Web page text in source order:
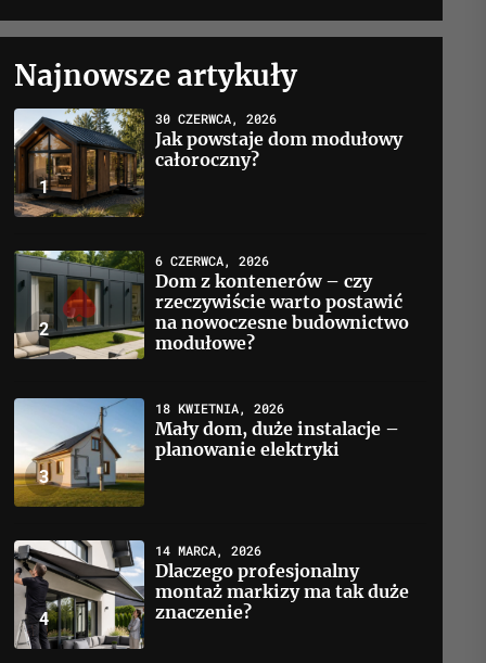
Najnowsze artykuły
1
30 CZERWCA, 2026
Jak powstaje dom modułowy
całoroczny?
2
6 CZERWCA, 2026
Dom z kontenerów – czy
rzeczywiście warto postawić
na nowoczesne budownictwo
modułowe?
3
18 KWIETNIA, 2026
Mały dom, duże instalacje –
planowanie elektryki
4
14 MARCA, 2026
Dlaczego profesjonalny
montaż markizy ma tak duże
znaczenie?